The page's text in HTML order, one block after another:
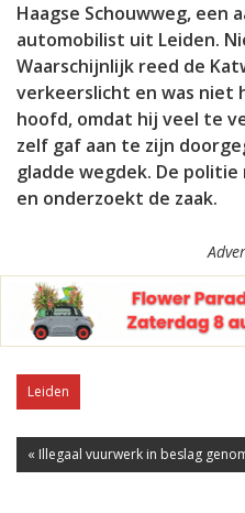
Haagse Schouwweg, een
automobilist uit Leiden.
Waarschijnlijk reed de
verkeerslicht en was niet
hoofd, omdat hij veel te
zelf gaf aan te zijn
gladde wegdek. De
en onderzoekt de zaak.
Leiden
« Illegaal vuurwerk in beslag